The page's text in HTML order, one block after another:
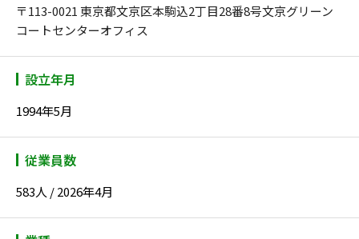
〒113-0021 東京都文京区本駒込2丁目28番8号文京グリーン
コートセンターオフィス
設立年月
1994年5月
従業員数
583人 / 2026年4月